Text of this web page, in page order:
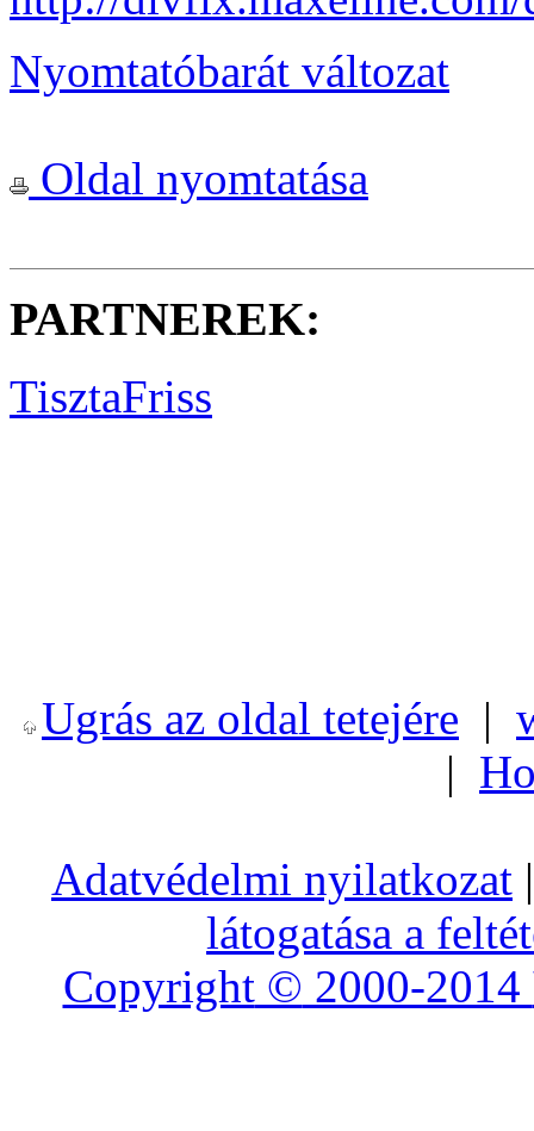
Nyomtatóbarát változat
Oldal nyomtatása
PARTNEREK:
TisztaFriss
Ugrás az oldal tetejére |
|
Adatvédelmi nyilatkozat |
látogatása a
Copyright© 2000-2014